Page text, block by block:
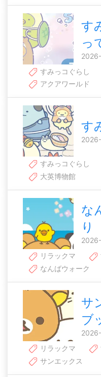
す
っ
すみっコぐらし
アクアワールド
す
すみっコぐらし
大英博物館
な
り
リラックマ
なんばウォーク
サ
ブ
リラックマ
サンエックス